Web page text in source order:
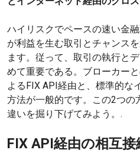
ハイリスクでペースの速い金
が利益を生む取引とチャンス
ます。従って、取引の執行と
めて重要である。ブローカー
よるFIX API経由と、標準的な
方法が一般的です。この2つの
違いを掘り下げてみよう。.
FIX API経由の相互